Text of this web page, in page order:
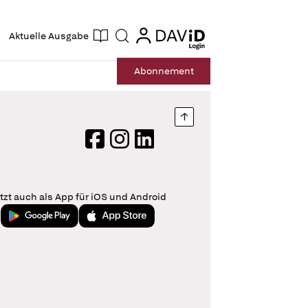
Aktuelle Ausgabe Suche login
login
Abonnement
Nach oben springen
FacebookInstagram
LinkedIn
auch als App für iOS und Android
Jetzt bei Google PlayLaden im App Store